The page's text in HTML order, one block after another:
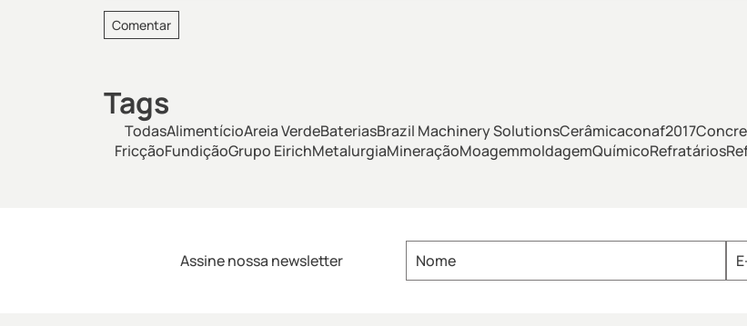
Tags
TodasAlimentícioAreia VerdeBateriasBrazil Machinery SolutionsCerâmicaconaf2017
FricçãoFundiçãoGrupo EirichMetalurgiaMineraçãoMoagemmoldagemQuímicoRefratários
Assine nossa newsletter